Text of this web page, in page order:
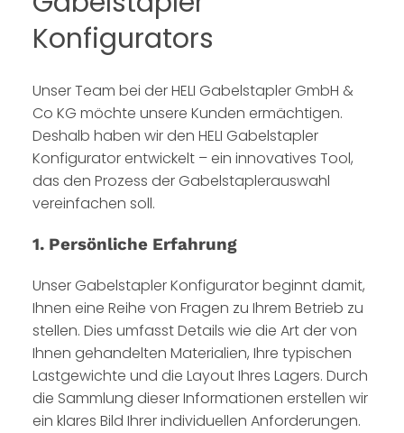
Konfigurators
Unser Team bei der HELI Gabelstapler GmbH &
Co KG möchte unsere Kunden ermächtigen.
Deshalb haben wir den HELI Gabelstapler
Konfigurator entwickelt – ein innovatives Tool,
das den Prozess der Gabelstaplerauswahl
vereinfachen soll.
1. Persönliche Erfahrung
Unser Gabelstapler Konfigurator beginnt damit,
Ihnen eine Reihe von Fragen zu Ihrem Betrieb zu
stellen. Dies umfasst Details wie die Art der von
Ihnen gehandelten Materialien, Ihre typischen
Lastgewichte und die Layout Ihres Lagers. Durch
die Sammlung dieser Informationen erstellen wir
ein klares Bild Ihrer individuellen Anforderungen.